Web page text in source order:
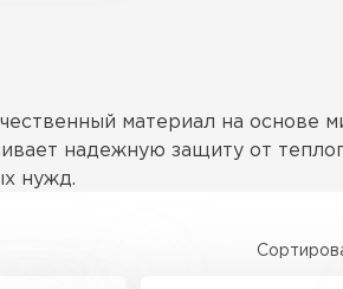
материал на основе
надежную защиту от
нужд.